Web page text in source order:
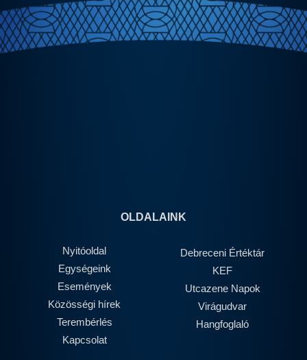
OLDALAINK
Nyitóoldal
Egységeink
Események
Közösségi hírek
Terembérlés
Kapcsolat
Debreceni Értéktár
KEF
Utcazene Napok
Virágudvar
Hangfoglaló